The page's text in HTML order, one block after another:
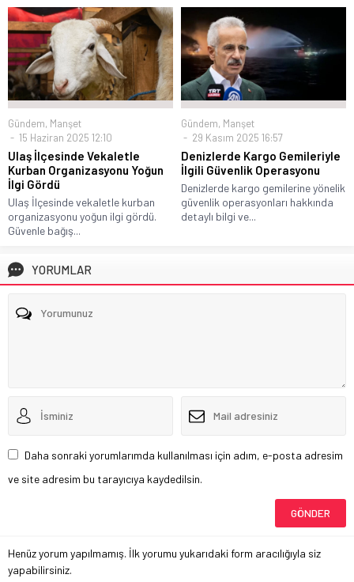
Gündem, Manşet
15 Haziran 2025 12:10
Ulaş İlçesinde Vekaletle
Kurban Organizasyonu Yoğun
İlgi Gördü
Ulaş İlçesinde vekaletle kurban
organizasyonu yoğun ilgi gördü.
Güvenle bağış...
Gündem, Manşet
29 Kasım 2025 16:57
Denizlerde Kargo Gemileriyle
İlgili Güvenlik Operasyonu
Denizlerde kargo gemilerine yönelik
güvenlik operasyonları hakkında
detaylı bilgi ve...
YORUMLAR
Daha sonraki yorumlarımda kullanılması için adım, e-posta adresim
ve site adresim bu tarayıcıya kaydedilsin.
Henüz yorum yapılmamış. İlk yorumu yukarıdaki form aracılığıyla siz
yapabilirsiniz.